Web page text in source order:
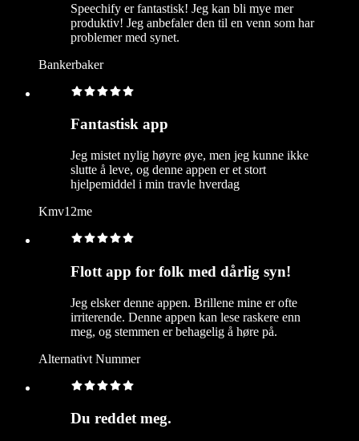
Speechify er fantastisk! Jeg kan bli mye mer
produktiv! Jeg anbefaler den til en venn som har
problemer med synet.
Bankerbaker
Fantastisk app
Jeg mistet nylig høyre øye, men jeg kunne ikke
slutte å leve, og denne appen er et stort
hjelpemiddel i min travle hverdag
Kmv12me
Flott app for folk med dårlig syn!
Jeg elsker denne appen. Brillene mine er ofte
irriterende. Denne appen kan lese raskere enn
meg, og stemmen er behagelig å høre på.
Alternativt Nummer
Du reddet meg.